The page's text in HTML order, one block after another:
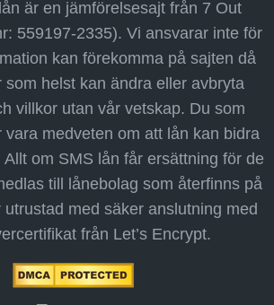
är en jämförelsesajt från 7 Out
559197-2335). Vi ansvarar inte för
kan förekomma på sajten då
som helst kan ändra eller avbryta
villkor utan vår vetskap. Du som
vara medveten om att lån kan bidra
om SMS lån får ersättning för de
till lånebolag som återfinns på
utrustad med säker anslutning med
från Let’s Encrypt.